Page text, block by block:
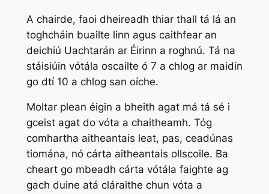
A chairde, faoi dheireadh thiar thall tá lá an
toghcháin buailte linn agus caithfear an
deichiú Uachtarán ar Éirinn a roghnú. Tá na
stáisiúin vótála oscailte ó 7 a chlog ar maidin
go dtí 10 a chlog san oíche.
Moltar plean éigin a bheith agat má tá sé i
gceist agat do vóta a chaitheamh. Tóg
comhartha aitheantais leat, pas, ceadúnas
tiomána, nó cárta aitheantais ollscoile. Ba
cheart go mbeadh cárta vótála faighte ag
gach duine atá cláraithe chun vóta a